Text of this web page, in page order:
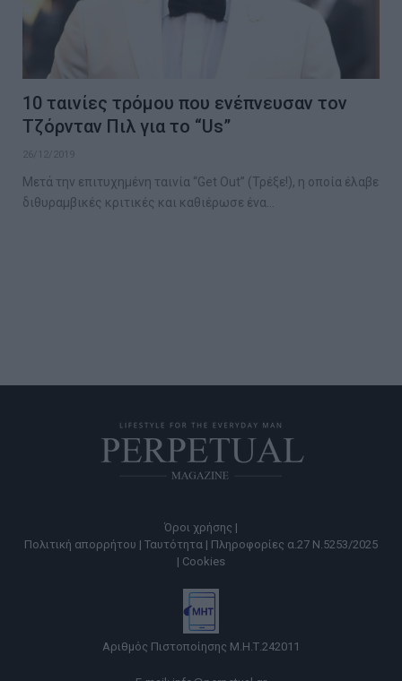
10 ταινίες τρόμου που ενέπνευσαν τον
Τζόρνταν Πιλ για το “Us”
26/12/2019
Μετά την επιτυχημένη ταινία “Get Out” (Τρέξε!), η οποία έλαβε
διθυραμβικές κριτικές και καθιέρωσε ένα…
Όροι χρήσης |
Πολιτική απορρήτου | Ταυτότητα | Πληροφορίες α.27 Ν.5253/2025
| Cookies
Αριθμός Πιστοποίησης Μ.Η.Τ.242011